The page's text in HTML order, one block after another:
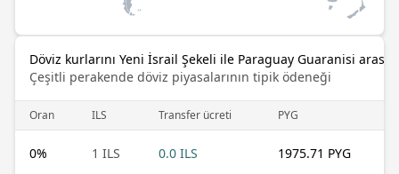
Döviz kurlarını Yeni İsrail Şekeli ile Paraguay Guaranisi
Çeşitli perakende döviz piyasalarının tipik ödeneği
Oran ILS Transfer ücreti PYG
0% 1 ILS 0.0 ILS 1975.71 PYG